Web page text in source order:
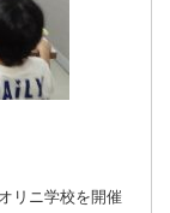
リニ学校を開催